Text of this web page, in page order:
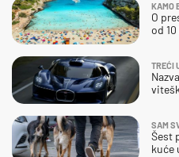
KAMO
O
od
TREĆI
SAM
Šest
kuće